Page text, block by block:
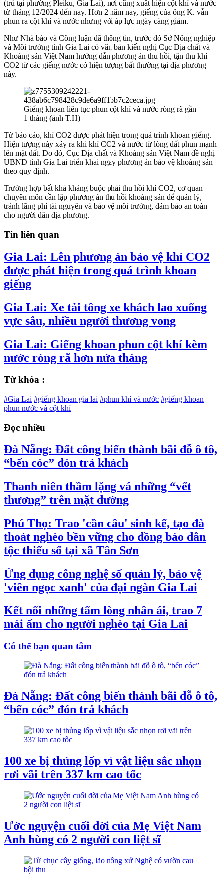
(trú tại phường Pleiku, Gia Lai), nơi cũng xuất hiện cột khí và nước
từ tháng 12/2024 đến nay. Hơn 2 năm nay, giếng của ông K. vẫn
phun ra cột khí và nước nhưng với áp lực ngày càng giảm.
Như Nhà báo và Công luận đã thông tin, trước đó Sở Nông nghiệp
và Môi trường tỉnh Gia Lai có văn bản kiến nghị Cục Địa chất và
Khoáng sản Việt Nam hướng dẫn phương án thu hồi, tận thu khí
CO2 từ các giếng nước có hiện tượng bất thường tại địa phương
này.
Giếng khoan liên tục phun cột khí và nước ròng rã gần
1 tháng (ảnh T.H)
Từ báo cáo, khí CO2 được phát hiện trong quá trình khoan giếng.
Hiện tượng này xảy ra khi khí CO2 và nước từ lòng đất phun mạnh
lên mặt đất. Do đó, Cục Địa chất và Khoáng sản Việt Nam đề nghị
UBND tỉnh Gia Lai triển khai ngay phương án bảo vệ khoáng sản
theo quy định.
Trường hợp bất khả kháng buộc phải thu hồi khí CO2, cơ quan
chuyên môn cần lập phương án thu hồi khoáng sản để quản lý,
tránh lãng phí tài nguyên và bảo vệ môi trường, đảm bảo an toàn
cho người dân địa phương.
Tin liên quan
Gia Lai: Lên phương án bảo vệ khí CO2
được phát hiện trong quá trình khoan
giếng
Gia Lai: Xe tải tông xe khách lao xuống
vực sâu, nhiều người thương vong
Gia Lai: Giếng khoan phun cột khí kèm
nước ròng rã hơn nửa tháng
Từ khóa :
#Gia Lai #giếng khoan gia lai #phun khí và nước #giếng khoan
phun nước và cột khí
Đọc nhiều
Đà Nẵng: Đất công biến thành bãi đỗ ô tô,
“bến cóc” đón trả khách
Thanh niên thầm lặng vá những “vết
thương” trên mặt đường
Phú Thọ: Trao 'cần câu' sinh kế, tạo đà
thoát nghèo bền vững cho đồng bào dân
tộc thiểu số tại xã Tân Sơn
Ứng dụng công nghệ số quản lý, bảo vệ
'viên ngọc xanh' của đại ngàn Gia Lai
Kết nối những tấm lòng nhân ái, trao 7
mái ấm cho người nghèo tại Gia Lai
Có thể bạn quan tâm
Đà Nẵng: Đất công biến thành bãi đỗ ô tô,
“bến cóc” đón trả khách
100 xe bị thủng lốp vì vật liệu sắc nhọn
rơi vãi trên 337 km cao tốc
Ước nguyện cuối đời của Mẹ Việt Nam
Anh hùng có 2 người con liệt sĩ